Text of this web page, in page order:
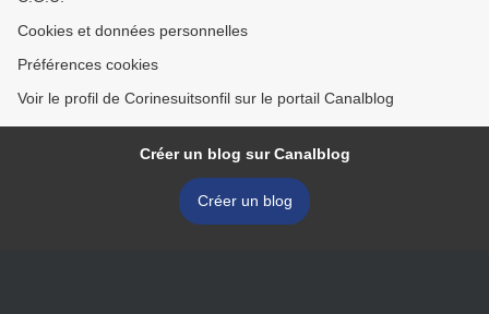
Cookies et données personnelles
Préférences cookies
Voir le profil de Corinesuitsonfil sur le portail Canalblog
Créer un blog sur Canalblog
Créer un blog